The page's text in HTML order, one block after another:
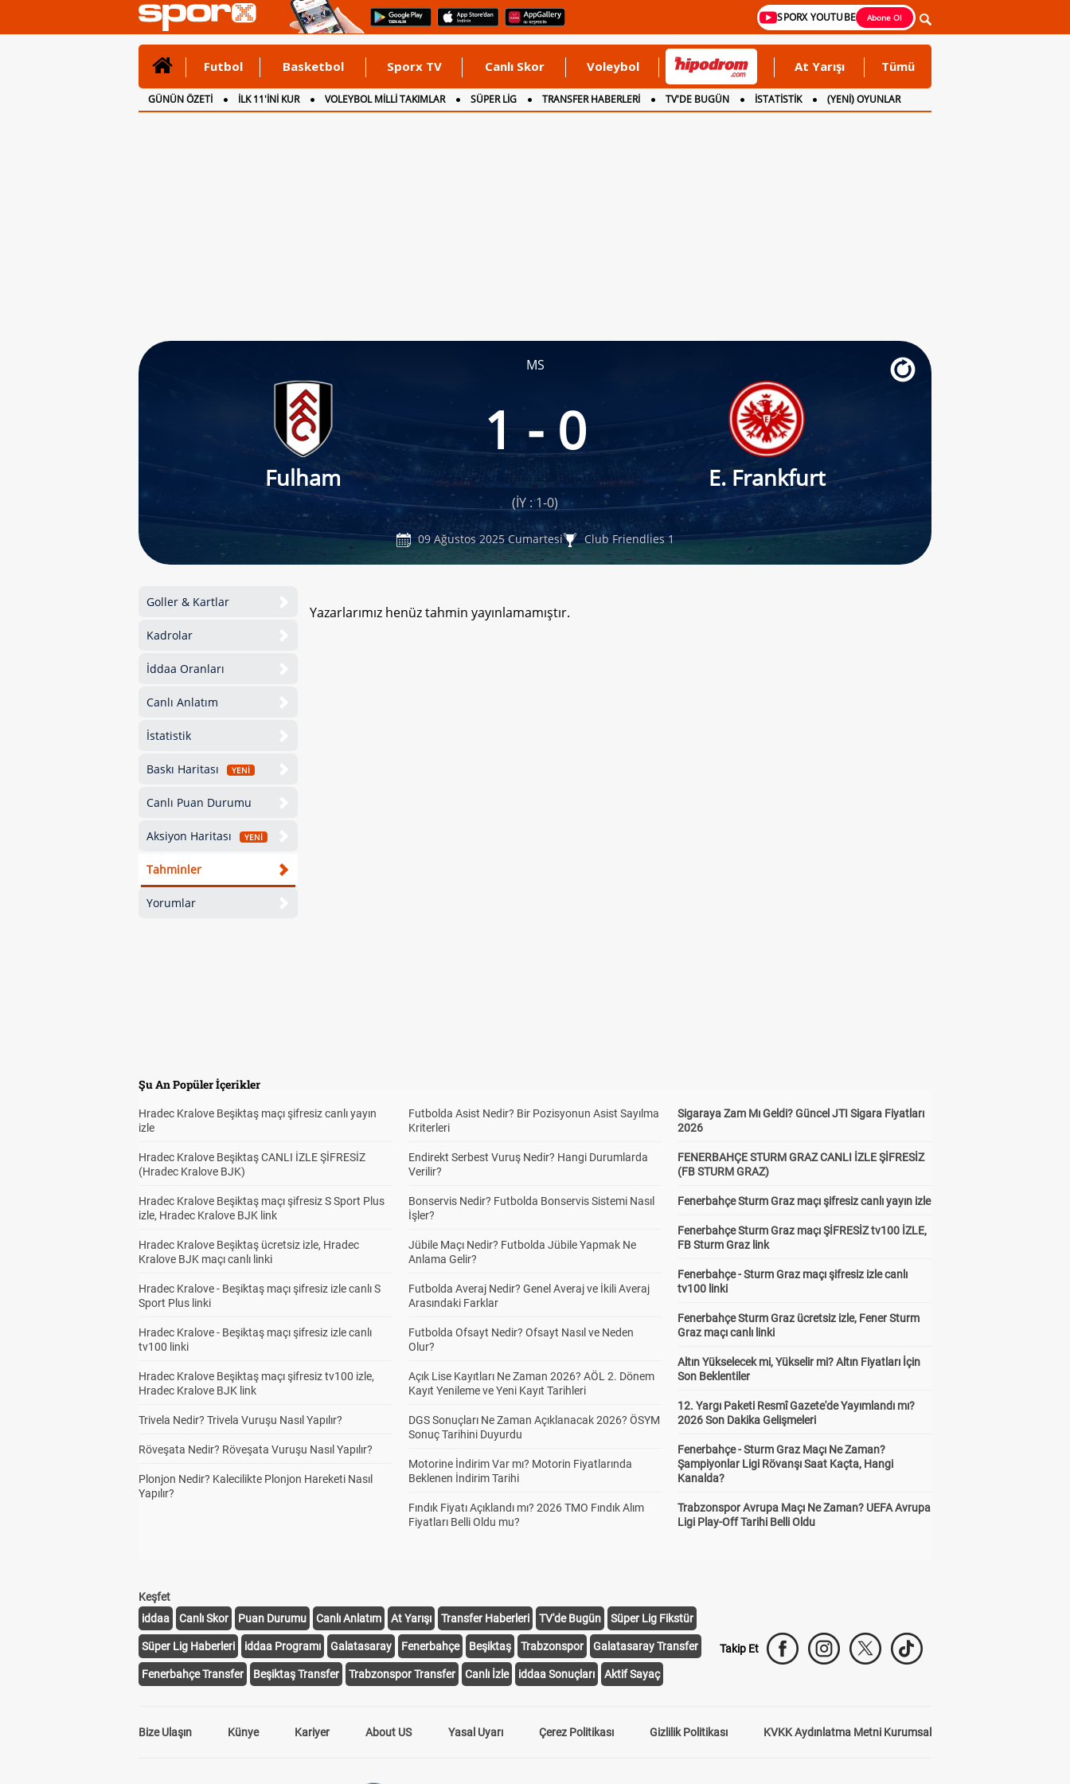
SPORX YOUTUBE Abone Ol
Futbol Basketbol Sporx TV Canlı Skor Voleybol At Yarışı Tümü
GÜNÜN ÖZETİ İLK 11'İNİ KUR VOLEYBOL MİLLİ TAKIMLAR SÜPER LİG TRANSFER HABERLERİ TV'DE BUGÜN İSTATİSTİK
(YENİ) OYUNLAR
CANLI ANLATIM
İNGİLTERE
MS
Fulham
1 - 0
E. Frankfurt
(İY : 1-0)
09 Ağustos 2025 Cumartesi Club Friendlies 1
Goller & Kartlar
Kadrolar
İddaa Oranları
Canlı Anlatım
İstatistik
Baskı Haritası YENİ
Canlı Puan Durumu
Aksiyon Haritası YENİ
Tahminler
Yorumlar
Yazarlarımız henüz tahmin yayınlamamıştır.
Şu An Popüler İçerikler
Hradec Kralove Beşiktaş maçı şifresiz canlı yayın
izle
Hradec Kralove Beşiktaş CANLI İZLE ŞİFRESİZ
(Hradec Kralove BJK)
Hradec Kralove Beşiktaş maçı şifresiz S Sport Plus
izle, Hradec Kralove BJK link
Hradec Kralove Beşiktaş ücretsiz izle, Hradec
Kralove BJK maçı canlı linki
Hradec Kralove - Beşiktaş maçı şifresiz izle canlı S
Sport Plus linki
Hradec Kralove - Beşiktaş maçı şifresiz izle canlı
tv100 linki
Hradec Kralove Beşiktaş maçı şifresiz tv100 izle,
Hradec Kralove BJK link
Trivela Nedir? Trivela Vuruşu Nasıl Yapılır?
Röveşata Nedir? Röveşata Vuruşu Nasıl Yapılır?
Plonjon Nedir? Kalecilikte Plonjon Hareketi Nasıl
Yapılır?
Futbolda Asist Nedir? Bir Pozisyonun Asist Sayılma
Kriterleri
Endirekt Serbest Vuruş Nedir? Hangi Durumlarda
Verilir?
Bonservis Nedir? Futbolda Bonservis Sistemi Nasıl
İşler?
Jübile Maçı Nedir? Futbolda Jübile Yapmak Ne
Anlama Gelir?
Futbolda Averaj Nedir? Genel Averaj ve İkili Averaj
Arasındaki Farklar
Futbolda Ofsayt Nedir? Ofsayt Nasıl ve Neden
Olur?
Açık Lise Kayıtları Ne Zaman 2026? AÖL 2. Dönem
Kayıt Yenileme ve Yeni Kayıt Tarihleri
DGS Sonuçları Ne Zaman Açıklanacak 2026? ÖSYM
Sonuç Tarihini Duyurdu
Motorine İndirim Var mı? Motorin Fiyatlarında
Beklenen İndirim Tarihi
Fındık Fiyatı Açıklandı mı? 2026 TMO Fındık Alım
Fiyatları Belli Oldu mu?
Sigaraya Zam Mı Geldi? Güncel JTI Sigara Fiyatları
2026
FENERBAHÇE STURM GRAZ CANLI İZLE ŞİFRESİZ
(FB STURM GRAZ)
Fenerbahçe Sturm Graz maçı şifresiz canlı yayın izle
Fenerbahçe Sturm Graz maçı ŞİFRESİZ tv100 İZLE,
FB Sturm Graz link
Fenerbahçe - Sturm Graz maçı şifresiz izle canlı
tv100 linki
Fenerbahçe Sturm Graz ücretsiz izle, Fener Sturm
Graz maçı canlı linki
Altın Yükselecek mi, Yükselir mi? Altın Fiyatları İçin
Son Beklentiler
12. Yargı Paketi Resmî Gazete'de Yayımlandı mı?
2026 Son Dakika Gelişmeleri
Fenerbahçe - Sturm Graz Maçı Ne Zaman?
Şampiyonlar Ligi Rövanşı Saat Kaçta, Hangi
Kanalda?
Trabzonspor Avrupa Maçı Ne Zaman? UEFA Avrupa
Ligi Play-Off Tarihi Belli Oldu
Keşfet
iddaa
Canlı Skor Puan Durumu Canlı Anlatım At Yarışı Transfer Haberleri TV'de Bugün Süper Lig Fikstür
Süper Lig Haberleri iddaa Programı Galatasaray Fenerbahçe Beşiktaş Trabzonspor Galatasaray Transfer
Fenerbahçe Transfer Beşiktaş Transfer Trabzonspor Transfer Canlı İzle iddaa Sonuçları Aktif Sayaç
Takip Et
Bize Ulaşın Künye Kariyer About US Yasal Uyarı Çerez Politikası Gizlilik Politikası KVKK Aydınlatma Metni Kurumsal